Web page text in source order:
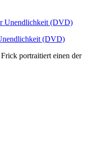
(DVD)
portraitiert einen der